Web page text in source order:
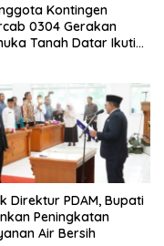
Kontingen
0304 Gerakan
Tanah Datar Ikuti
Direktur PDAM, Bupati
Peningkatan
Air Bersih